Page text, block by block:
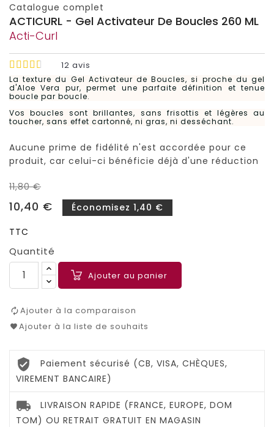
Catalogue complet
ACTICURL - Gel Activateur De Boucles 260 ML
Acti-Curl
12 avis
La texture du Gel Activateur de Boucles, si proche du gel
d'Aloe Vera pur, permet une parfaite définition et tenue
boucle par boucle.
Vos boucles sont brillantes, sans frisottis et légères au
toucher, sans effet cartonné, ni gras, ni desséchant.
Aucune prime de fidélité n'est accordée pour ce
produit, car celui-ci bénéficie déjà d'une réduction
11,80 €
10,40 €
Économisez 1,40 €
TTC
Quantité
Ajouter au panier
Ajouter à la comparaison
Ajouter à la liste de souhaits
Paiement sécurisé (CB, VISA, CHÈQUES,
VIREMENT BANCAIRE)
LIVRAISON RAPIDE (FRANCE, EUROPE, DOM
TOM) OU RETRAIT GRATUIT EN MAGASIN